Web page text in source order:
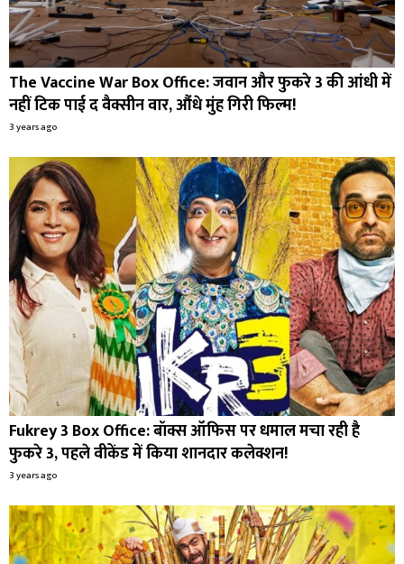
The Vaccine War Box Office: जवान और फुकरे 3 की आंधी में
नहीं टिक पाई द वैक्सीन वार, औंधे मुंह गिरी फिल्म!
3 years ago
Fukrey 3 Box Office: बॉक्स ऑफिस पर धमाल मचा रही है
फुकरे 3, पहले वीकेंड में किया शानदार कलेक्शन!
3 years ago